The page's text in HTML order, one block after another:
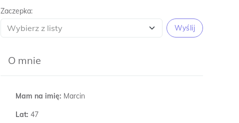
Zaczepka:
Wyślij
O mnie
Mam na imię: Marcin
Lat: 47